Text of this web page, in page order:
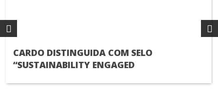
CARDO DISTINGUIDA COM SELO
“SUSTAINABILITY ENGAGED